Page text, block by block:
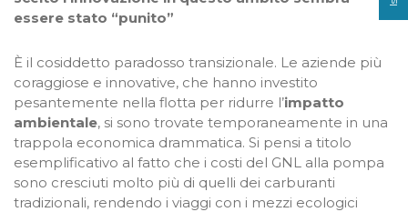
essere stato “punito”
È il cosiddetto paradosso transizionale. Le aziende più
coraggiose e innovative, che hanno investito
pesantemente nella flotta per ridurre l’impatto
ambientale, si sono trovate temporaneamente in una
trappola economica drammatica. Si pensi a titolo
esemplificativo al fatto che i costi del GNL alla pompa
sono cresciuti molto più di quelli dei carburanti
tradizionali, rendendo i viaggi con i mezzi ecologici